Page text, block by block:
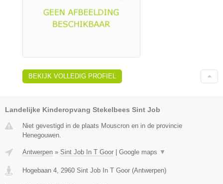
BEKIJK VOLLEDIG PROFIEL
Landelijke Kinderopvang Stekelbees Sint Job
Niet gevestigd in de plaats Mouscron en in de provincie
Henegouwen.
Antwerpen » Sint Job In T Goor Google maps ▼
Hogebaan 4 2960 Sint Job In T Goor (Antwerpen)